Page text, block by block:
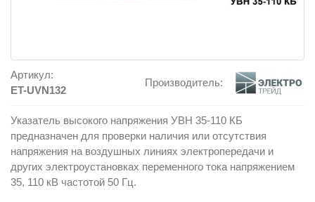
Артикул:
ET-UVN132
Производитель:
Указатель высокого напряжения УВН 35-110 КБ
предназначен для проверки наличия или отсутствия
напряжения на воздушных линиях электропередачи и
других электроустановках переменного тока напряжением
35, 110 кВ частотой 50 Гц.